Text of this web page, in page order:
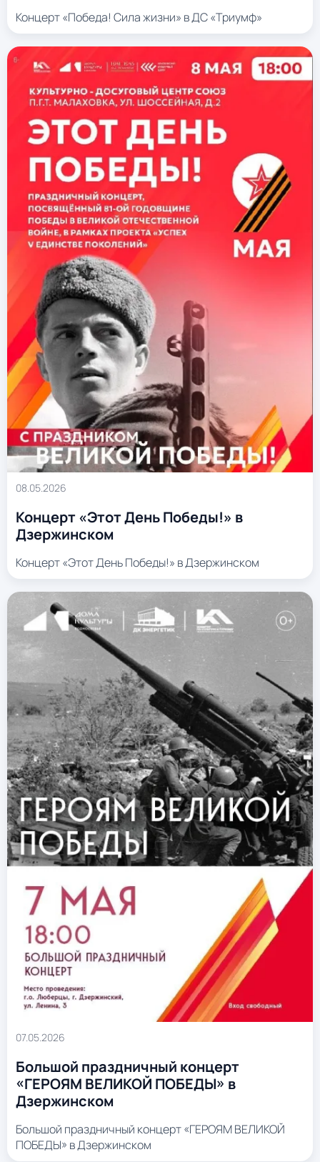
Концерт «Победа! Сила жизни» в ДС «Триумф»
08.05.2026
Концерт «Этот День Победы!» в
Дзержинском
Концерт «Этот День Победы!» в Дзержинском
07.05.2026
Большой праздничный концерт
«ГЕРОЯМ ВЕЛИКОЙ ПОБЕДЫ» в
Дзержинском
Большой праздничный концерт «ГЕРОЯМ ВЕЛИКОЙ
ПОБЕДЫ» в Дзержинском